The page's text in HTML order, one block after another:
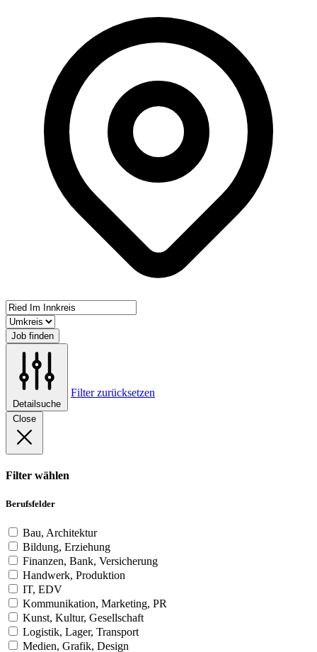
Job finden
Detailsuche
Filter zurücksetzen
Close
Filter wählen
Berufsfelder
Bau, Architektur
Bildung, Erziehung
Finanzen, Bank, Versicherung
Handwerk, Produktion
IT, EDV
Kommunikation, Marketing, PR
Kunst, Kultur, Gesellschaft
Logistik, Lager, Transport
Medien, Grafik, Design